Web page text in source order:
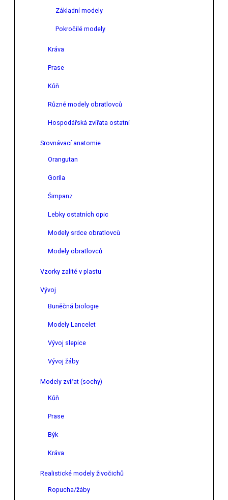
Základní modely
Pokročilé modely
Kráva
Prase
Kůň
Různé modely obratlovců
Hospodářská zvířata ostatní
Srovnávací anatomie
Orangutan
Gorila
Šimpanz
Lebky ostatních opic
Modely srdce obratlovců
Modely obratlovců
Vzorky zalité v plastu
Vývoj
Buněčná biologie
Modely Lancelet
Vývoj slepice
Vývoj žáby
Modely zvířat (sochy)
Kůň
Prase
Býk
Kráva
Realistické modely živočichů
Ropucha/žáby